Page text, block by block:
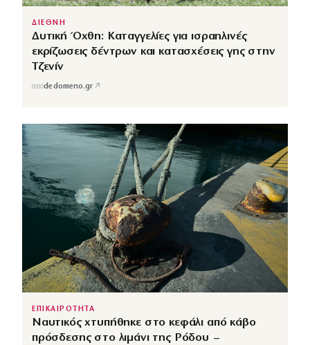
ΔΙΕΘΝΗ
Δυτική Όχθη: Καταγγελίες για ισραηλινές
εκρίζωσεις δέντρων και κατασχέσεις γης στην
Τζενίν
απόdedomeno.gr ↗
ΕΠΙΚΑΙΡΟΤΗΤΑ
Ναυτικός χτυπήθηκε στο κεφάλι από κάβο
πρόσδεσης στο λιμάνι της Ρόδου –